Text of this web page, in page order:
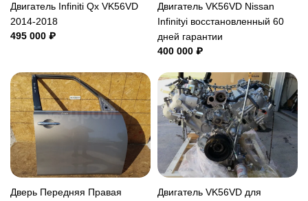
Двигатель Infiniti Qx VK56VD
2014-2018
495 000 ₽
Двигатель VK56VD Nissan
Infinityi восстановленный 60
дней гарантии
400 000 ₽
Дверь Передняя Правая
Двигатель VK56VD для